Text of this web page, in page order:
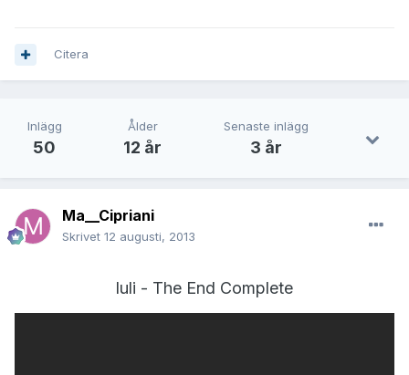
Citera
Inlägg
50
Ålder
12 år
Senaste inlägg
3 år
Ma__Cipriani
Skrivet 12 augusti, 2013
luli - The End Complete